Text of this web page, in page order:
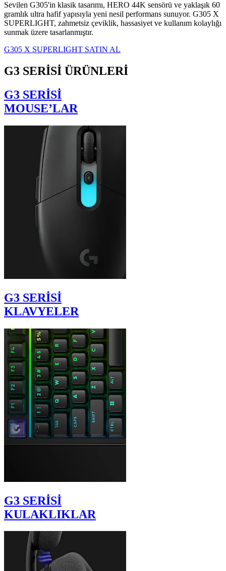
Sevilen G305'in klasik tasarımı, HERO 44K sensörü ve yaklaşık 60
gramlık ultra hafif yapısıyla yeni nesil performans sunuyor. G305 X
SUPERLIGHT, zahmetsiz çeviklik, hassasiyet ve kullanım kolaylığı
sunmak üzere tasarlanmıştır.
G305 X SUPERLIGHT SATIN AL
G3 SERİSİ ÜRÜNLERİ
G3 SERİSİ
MOUSE’LAR
G3 SERİSİ
KLAVYELER
G3 SERİSİ
KULAKLIKLAR